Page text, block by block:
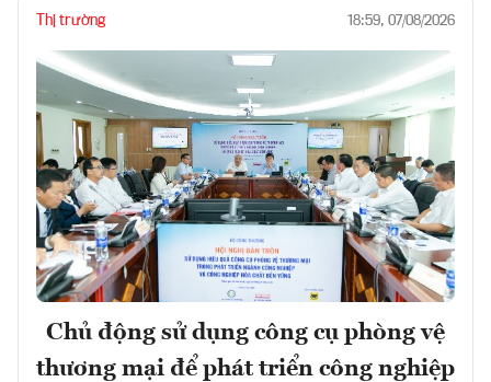
Thị trường 18:59, 07/08/2026
Chủ động sử dụng công cụ phòng vệ
thương mại để phát triển công nghiệp